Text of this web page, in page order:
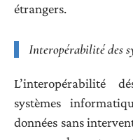
étrangers.
Interopérabilité des
L’interopérabilité
systèmes
données sans